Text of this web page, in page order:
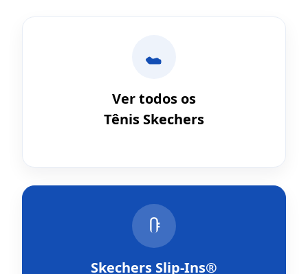
Ver todos os
Tênis Skechers
Skechers Slip-Ins®